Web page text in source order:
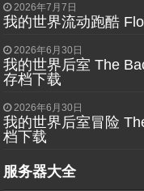
2026年7月7日
我的世界流动跑酷
2026年6月30日
我的世界后室 The
存档下载
2026年6月30日
我的世界后室冒险
档下载
服务器大全